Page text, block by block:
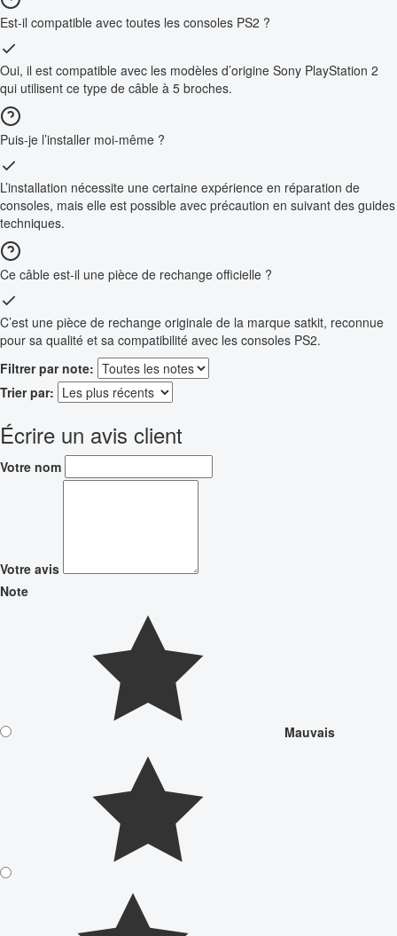
Est-il compatible avec toutes les consoles PS2 ?
Oui, il est compatible avec les modèles d’origine Sony PlayStation 2
qui utilisent ce type de câble à 5 broches.
Puis-je l’installer moi-même ?
L’installation nécessite une certaine expérience en réparation de
consoles, mais elle est possible avec précaution en suivant des guides
techniques.
Ce câble est-il une pièce de rechange officielle ?
C’est une pièce de rechange originale de la marque satkit, reconnue
pour sa qualité et sa compatibilité avec les consoles PS2.
Filtrer par note:
Trier par:
Écrire un avis client
Votre nom
Votre avis
Note
Mauvais